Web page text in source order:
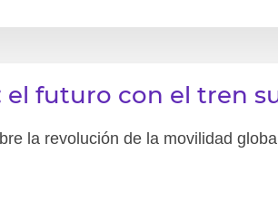
futuro con el tren
la revolución de la movilidad